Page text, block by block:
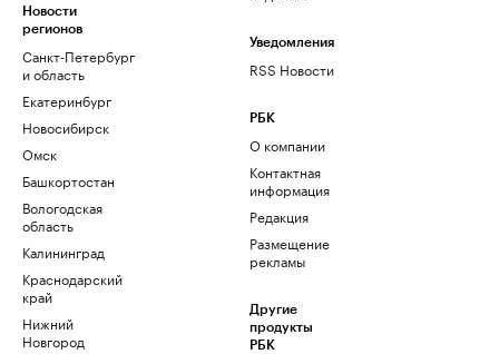
Новости
регионов
Санкт-Петербург
и область
Екатеринбург
Новосибирск
Омск
Башкортостан
Вологодская
область
Калининград
Краснодарский
край
Нижний
Новгород
Уведомления
RSS Новости
РБК
О компании
Контактная
информация
Редакция
Размещение
рекламы
Другие
продукты
РБК